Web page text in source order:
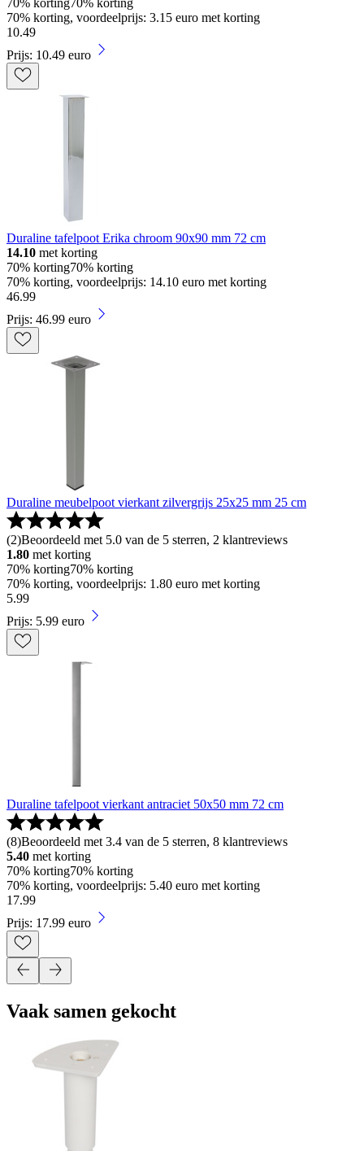
70% korting, voordeelprijs: 3.15 euro met korting
10.49
Prijs: 10.49 euro
Duraline tafelpoot Erika chroom 90x90 mm 72 cm
14.10 met korting
70% korting70% korting
70% korting, voordeelprijs: 14.10 euro met korting
46.99
Prijs: 46.99 euro
Duraline meubelpoot vierkant zilvergrijs 25x25 mm 25 cm
(2)Beoordeeld met 5.0 van de 5 sterren, 2 klantreviews
1.80 met korting
70% korting70% korting
70% korting, voordeelprijs: 1.80 euro met korting
5.99
Prijs: 5.99 euro
Duraline tafelpoot vierkant antraciet 50x50 mm 72 cm
(8)Beoordeeld met 3.4 van de 5 sterren, 8 klantreviews
5.40 met korting
70% korting70% korting
70% korting, voordeelprijs: 5.40 euro met korting
17.99
Prijs: 17.99 euro
Vaak samen gekocht